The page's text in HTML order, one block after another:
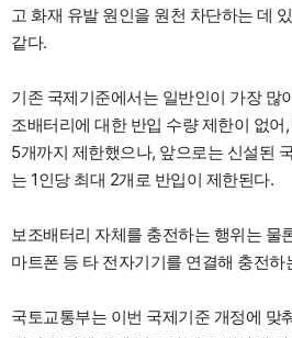
고 화재 유발 원인을 원천 차단하는 데
같다.
기존 국제기준에서는 일반인이 가장 많
조배터리에 대한 반입 수량 제한이 없어
5개까지 제한했으나, 앞으로는 신설된
는 1인당 최대 2개로 반입이 제한된다.
보조배터리 자체를 충전하는 행위는 물
마트폰 등 타 전자기기를 연결해 충전
국토교통부는 이번 국제기준 개정에 맞